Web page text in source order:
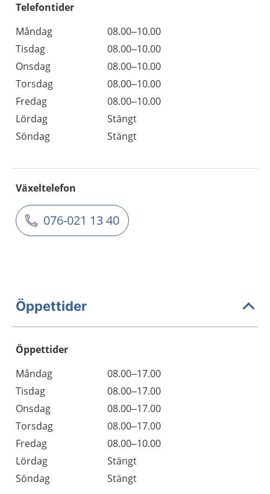
Telefontider
Måndag
08.00–10.00
Tisdag
08.00–10.00
Onsdag
08.00–10.00
Torsdag
08.00–10.00
Fredag
08.00–10.00
Lördag
Stängt
Söndag
Stängt
Växeltelefon
076-021 13 40
Öppettider
Öppettider
Dag
Öppettider
Kommentarer
Måndag
08.00–17.00
Tisdag
08.00–17.00
Onsdag
08.00–17.00
Torsdag
08.00–17.00
Fredag
08.00–10.00
Lördag
Stängt
Söndag
Stängt